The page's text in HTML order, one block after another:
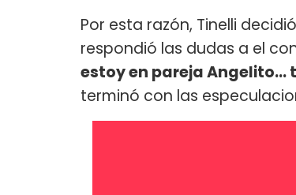
Por esta razón, Tinelli
respondió las dudas a el
estoy en pareja Angelito...
terminó con las